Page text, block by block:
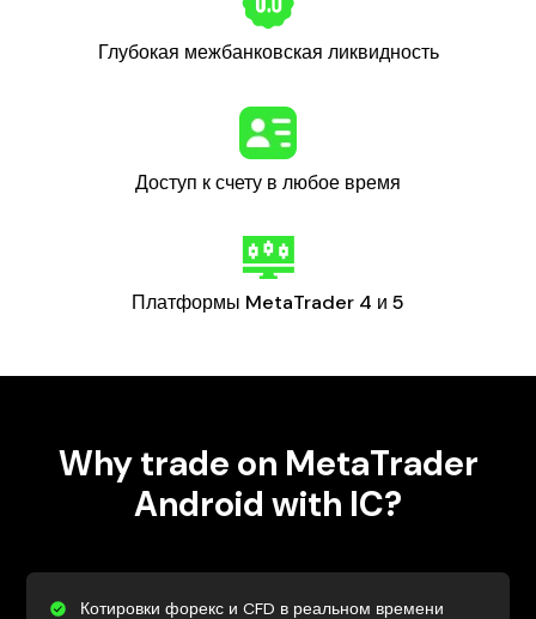
Глубокая межбанковская ликвидность
Доступ к счету в любое время
Платформы MetaTrader 4 и 5
Why trade on MetaTrader
Android with IC?
Котировки форекс и CFD в реальном времени